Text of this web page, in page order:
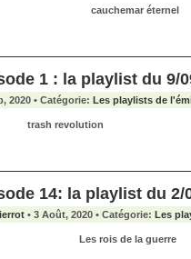
cauchemar éternel
1 : la playlist du 9/
2020 • Catégorie: Les playlists de
trash revolution
14: la playlist du 2/
• 3 Août, 2020 • Catégorie: Les
Les rois de la guerre